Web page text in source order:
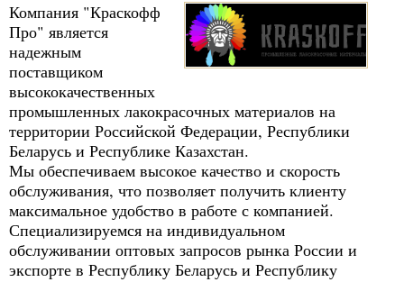
Компания "Краскофф
Про" является
надежным
поставщиком
высококачественных
промышленных лакокрасочных материалов на
территории Российской Федерации, Республики
Беларусь и Республике Казахстан.
Мы обеспечиваем высокое качество и скорость
обслуживания, что позволяет получить клиенту
максимальное удобство в работе с компанией.
Специализируемся на индивидуальном
обслуживании оптовых запросов рынка России и
экспорте в Республику Беларусь и Республику